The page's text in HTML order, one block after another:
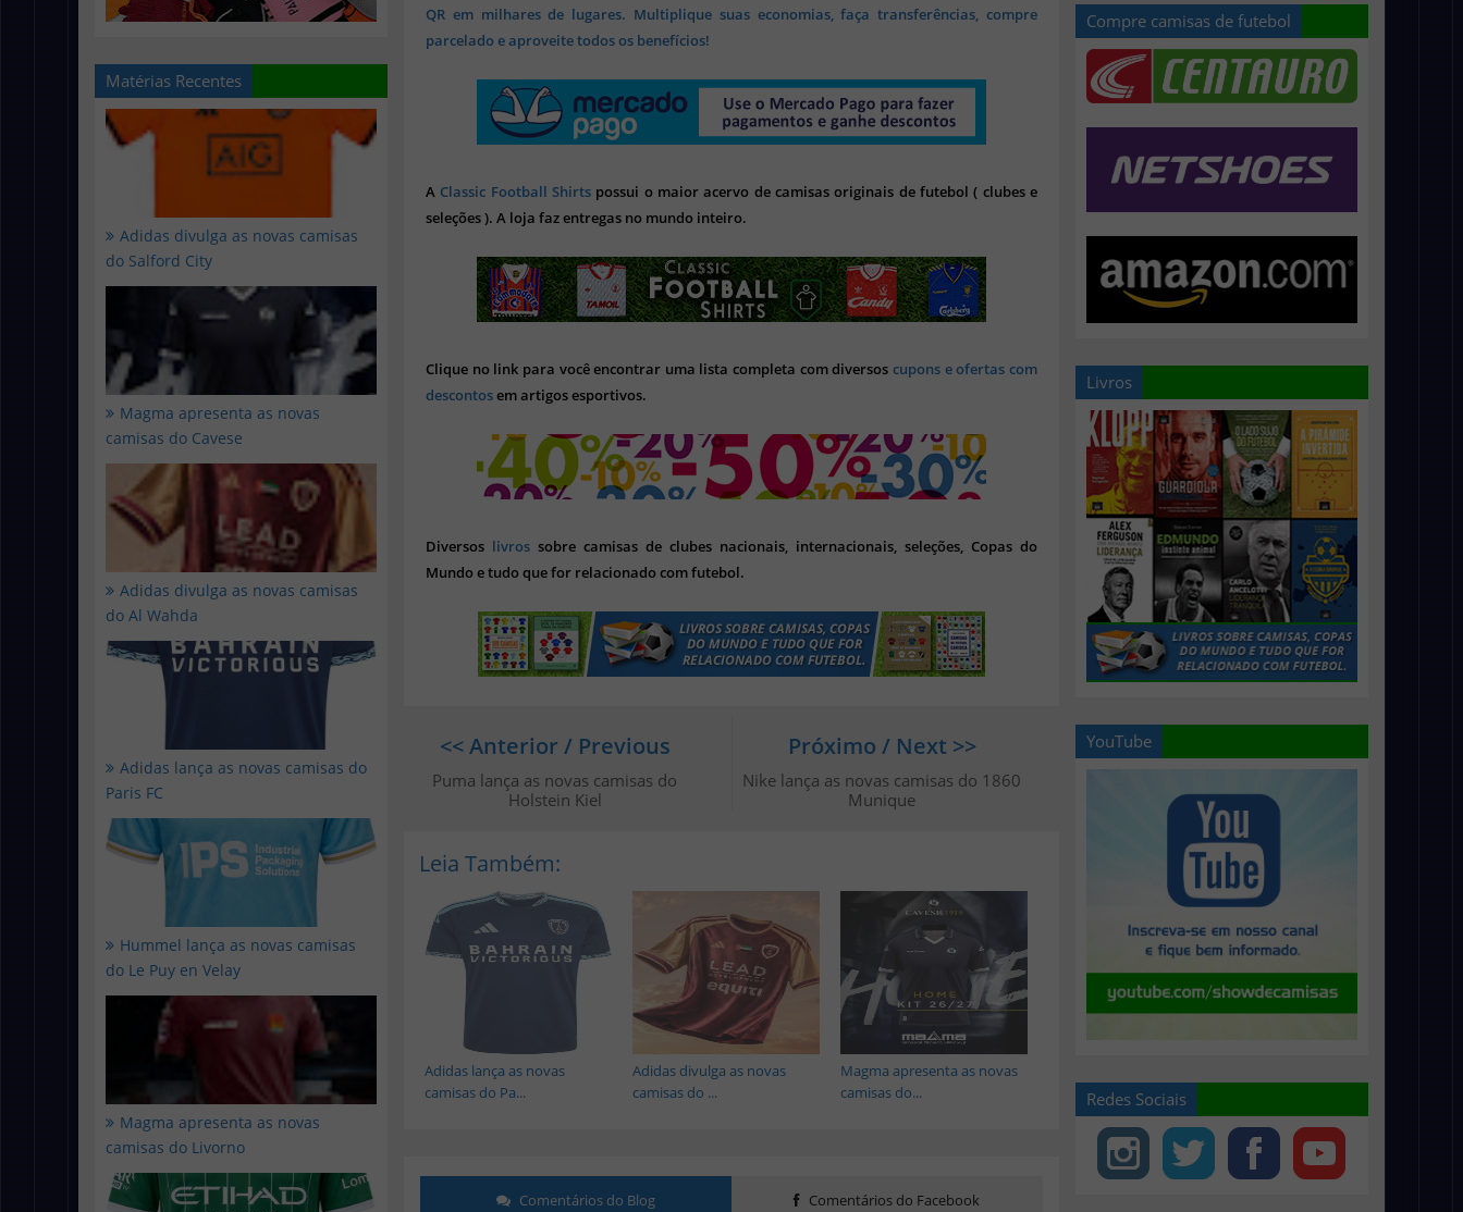
Matérias Recentes
Adidas divulga as novas camisas
do Salford City
Magma apresenta as novas
camisas do Cavese
Adidas divulga as novas camisas
do Al Wahda
Adidas lança as novas camisas do
Paris FC
Hummel lança as novas camisas
do Le Puy en Velay
Magma apresenta as novas
camisas do Livorno
QR em milhares de lugares. Multiplique suas economias, faça transferências, compre
parcelado e aproveite todos os benefícios!
A Classic Football Shirts possui o maior acervo de camisas originais de futebol ( clubes e
seleções ). A loja faz entregas no mundo inteiro.
Clique no link para você encontrar uma lista completa com diversoscupons e ofertas com
descontosem artigos esportivos.
Diversos livros sobre camisas de clubes nacionais, internacionais, seleções, Copas do
Mundo e tudo que for relacionado com futebol.
Próximo / Next >>
Nike lança as novas camisas do 1860
Munique
<< Anterior / Previous
Puma lança as novas camisas do
Holstein Kiel
Leia Também:
Magma apresenta as novas
camisas do...
Adidas divulga as novas
camisas do ...
Adidas lança as novas
camisas do Pa...
Comentários do Blog Comentários do Facebook
Compre camisas de futebol
Livros
YouTube
Redes Sociais